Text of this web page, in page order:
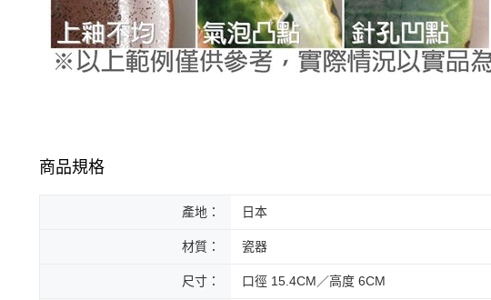
商品規格
產地： 日本
材質： 瓷器
尺寸： 口徑 15.4CM／高度 6CM